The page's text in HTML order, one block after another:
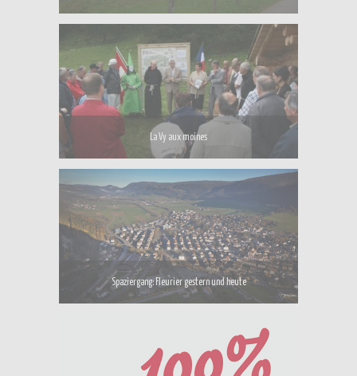
La Vy aux moines
Spaziergang: Fleurier gestern und heute